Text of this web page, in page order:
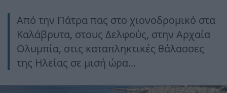
Από την Πάτρα πας στο χιονοδρομικό στα
Καλάβρυτα, στους Δελφούς, στην Αρχαία
Ολυμπία, στις καταπληκτικές θάλασσες
της Ηλείας σε μισή ώρα…